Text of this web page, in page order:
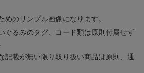
のサンプル画像になります。
ぐるみのタグ、コード類は原則付属せず
記載が無い限り取り扱い商品は原則、通